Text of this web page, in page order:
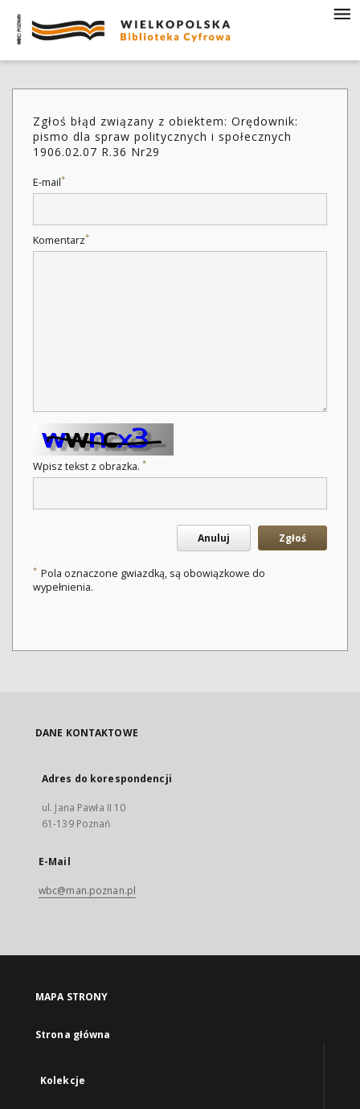
Zgłoś błąd związany z obiektem: Orędownik:
pismo dla spraw politycznych i społecznych
1906.02.07 R.36 Nr29
E-mail*
Komentarz*
Wpisz tekst z obrazka. *
Anuluj Zgłoś
* Pola oznaczone gwiazdką, są obowiązkowe do
wypełnienia.
DANE KONTAKTOWE
Adres do korespondencji
ul. Jana Pawła II 10
61-139 Poznań
E-Mail
wbc@man.poznan.pl
MAPA STRONY
Strona główna
Kolekcje